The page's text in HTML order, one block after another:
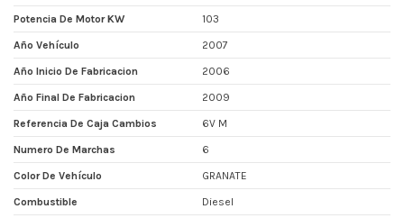
Potencia De Motor KW 103
Año Vehículo 2007
Año Inicio De Fabricacion 2006
Año Final De Fabricacion 2009
Referencia De Caja Cambios 6V M
Numero De Marchas 6
Color De Vehículo GRANATE
Combustible Diesel